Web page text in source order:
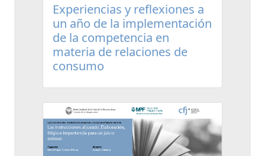
Experiencias y reflexiones a
un año de la implementación
de la competencia en
materia de relaciones de
consumo